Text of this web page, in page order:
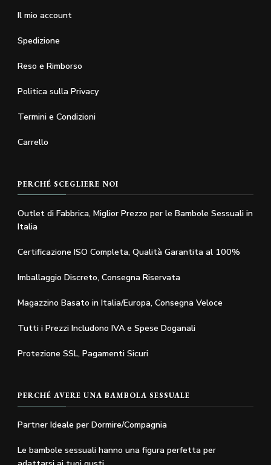
Il mio account
Spedizione
Reso e Rimborso
Politica sulla Privacy
Termini e Condizioni
Carrello
PERCHÉ SCEGLIERE NOI
Outlet di Fabbrica, Miglior Prezzo per le Bambole Sessuali in
Italia
Certificazione ISO Completa, Qualità Garantita al 100%
Imballaggio Discreto, Consegna Riservata
Magazzino Basato in Italia/Europa, Consegna Veloce
Tutti i Prezzi Includono IVA e Spese Doganali
Protezione SSL, Pagamenti Sicuri
PERCHÉ AVERE UNA BAMBOLA SESSUALE
Partner Ideale per Dormire/Compagnia
Le bambole sessuali hanno una figura perfetta per